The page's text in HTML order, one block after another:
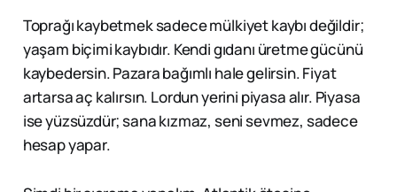
Toprağı kaybetmek sadece mülkiyet kaybı değildir;
yaşam biçimi kaybıdır. Kendi gıdanı üretme gücünü
kaybedersin. Pazara bağımlı hale gelirsin. Fiyat
artarsa aç kalırsın. Lordun yerini piyasa alır. Piyasa
ise yüzsüzdür; sana kızmaz, seni sevmez, sadece
hesap yapar.